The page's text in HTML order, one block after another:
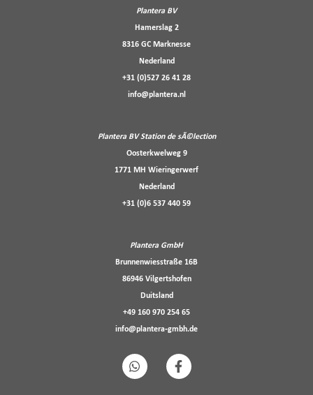
Plantera BV
Hamerslag 2
8316 GC Marknesse
Nederland
+31 (0)527 26 41 28
info@plantera.nl
Plantera BV Station de sÃ©lection
Oosterkwelweg 9
1771 MH Wieringerwerf
Nederland
+31 (0)6 537 440 59
Plantera GmbH
Brunnenwiesstraße 16B
86946 Vilgertshofen
Duitsland
+49 160 970 254 65
info@plantera-gmbh.de